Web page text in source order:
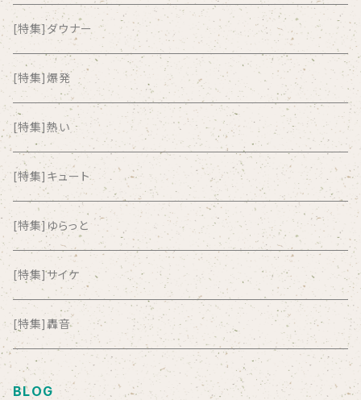
all about paradise
ALL ITEM 10 TIMES
Amia Calva
Amsterdamned
ANYO
And Summer Club
anticlockwise
Aysula
[特集]ダウナー
[特集]爆発
[特集]熱い
[特集]キュート
[特集]ゆらっと
[特集]サイケ
[特集]轟音
BLOG